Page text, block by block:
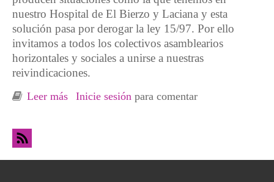
nuestro Hospital de El Bierzo y Laciana y esta
solución pasa por derogar la ley 15/97. Por ello
invitamos a todos los colectivos asamblearios
horizontales y sociales a unirse a nuestras
reivindicaciones.
Leer más sobre Desde el encierro de la Asamblea de
Inicie sesión para comentar